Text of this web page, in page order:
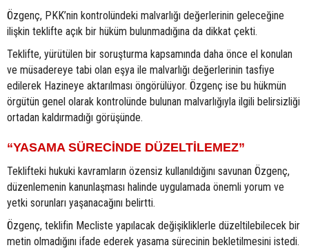
Özgenç, PKK’nin kontrolündeki malvarlığı değerlerinin geleceğine
ilişkin teklifte açık bir hüküm bulunmadığına da dikkat çekti.
Teklifte, yürütülen bir soruşturma kapsamında daha önce el konulan
ve müsadereye tabi olan eşya ile malvarlığı değerlerinin tasfiye
edilerek Hazineye aktarılması öngörülüyor. Özgenç ise bu hükmün
örgütün genel olarak kontrolünde bulunan malvarlığıyla ilgili belirsizliği
ortadan kaldırmadığı görüşünde.
“YASAMA SÜRECİNDE DÜZELTİLEMEZ”
Teklifteki hukuki kavramların özensiz kullanıldığını savunan Özgenç,
düzenlemenin kanunlaşması halinde uygulamada önemli yorum ve
yetki sorunları yaşanacağını belirtti.
Özgenç, teklifin Mecliste yapılacak değişikliklerle düzeltilebilecek bir
metin olmadığını ifade ederek yasama sürecinin bekletilmesini istedi.